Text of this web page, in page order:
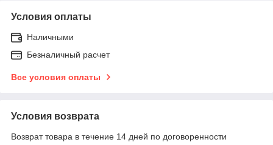
Условия оплаты
Наличными
Безналичный расчет
Все условия оплаты
Условия возврата
Возврат товара в течение 14 дней по договоренности